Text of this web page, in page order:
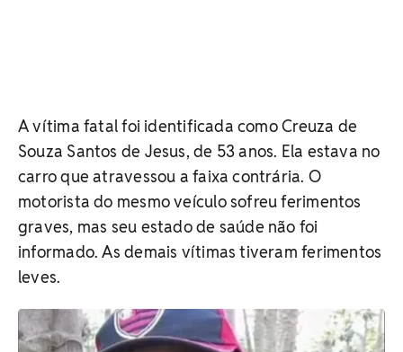
A vítima fatal foi identificada como Creuza de
Souza Santos de Jesus, de 53 anos. Ela estava no
carro que atravessou a faixa contrária. O
motorista do mesmo veículo sofreu ferimentos
graves, mas seu estado de saúde não foi
informado. As demais vítimas tiveram ferimentos
leves.